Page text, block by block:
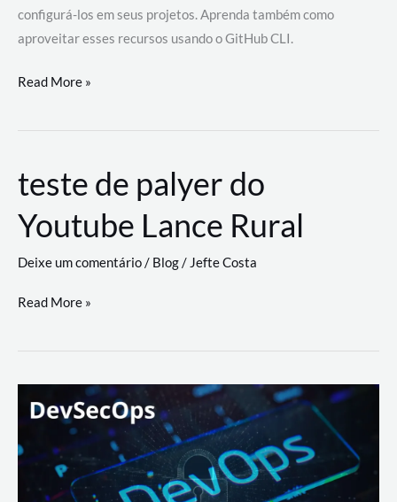
configurá-los em seus projetos. Aprenda também como
aproveitar esses recursos usando o GitHub CLI.
GitHub
revoluciona
de
trabalho
com
a
workflows
Read More »
teste de palyer do
Youtube Lance Rural
Deixe um comentário/ Blog/ Jefte Costa
teste
palyer
Lance
Rural
Read More »